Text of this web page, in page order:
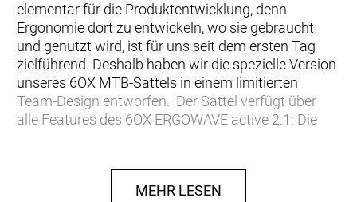
elementar für die Produktentwicklung, denn
Ergonomie dort zu entwickeln, wo sie gebraucht
und genutzt wird, ist für uns seit dem ersten Tag
zielführend. Deshalb haben wir die spezielle Version
unseres 6OX MTB-Sattels in einem limitierten
Team-Design entworfen. Der Sattel verfügt über
alle Features des 6OX ERGOWAVE active 2.1: Die
verbessern den Sattel in vielen Details und machen
ihn auf dem E-Bike unschlagbar in Sachen
MEHR LESEN